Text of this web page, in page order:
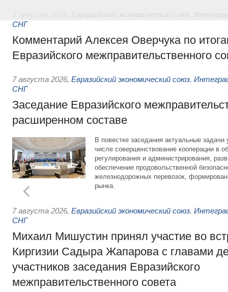
Евразийский экономический союз.
СНГ
Комментарий Алексея Оверчука по
Евразийского межправительственного
7 августа 2026, Евразийский экономический союз.
СНГ
Заседание Евразийского
расширенном составе
В повестке заседания актуальные задачи
числе совершенствование кооперации в
регулирования и администрирования,
обеспечение продовольственной
железнодорожных перевозок,
рынка.
7 августа 2026, Евразийский экономический союз.
СНГ
Михаил Мишустин принял участие во
Киргизии Садыра Жапарова с главами
участников заседания Евразийского
межправительственного совета